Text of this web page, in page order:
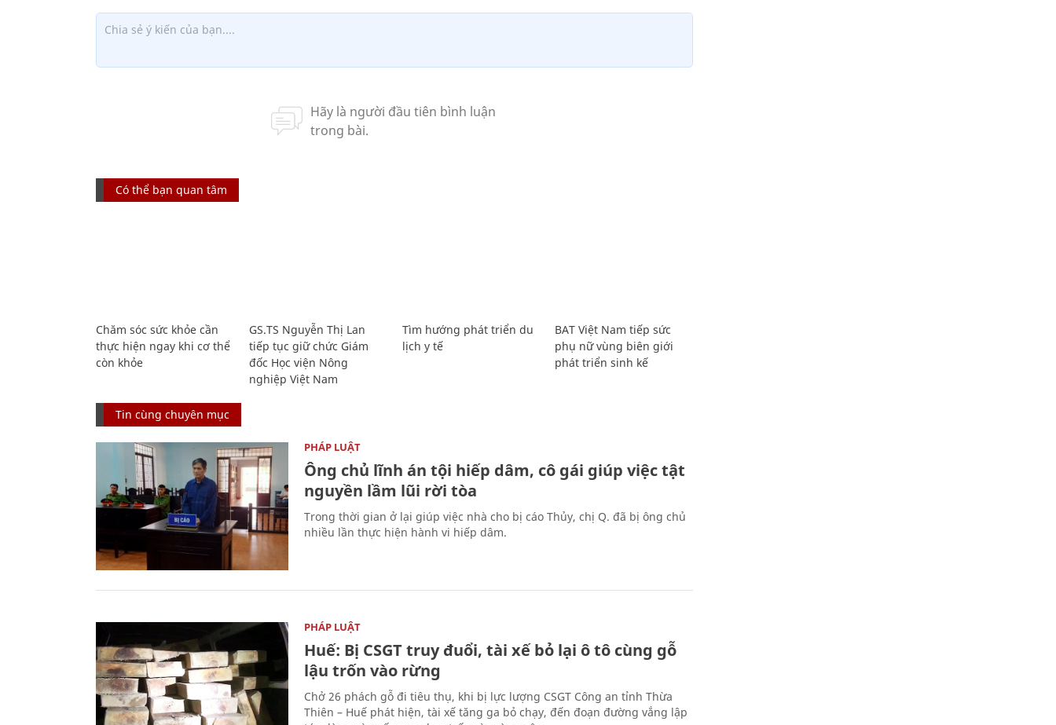
Có thể bạn quan tâm
Chăm sóc sức khỏe cần
thực hiện ngay khi cơ thể
còn khỏe
GS.TS Nguyễn Thị Lan
tiếp tục giữ chức Giám
đốc Học viện Nông
nghiệp Việt Nam
Tìm hướng phát triển du
lịch y tế
BAT Việt Nam tiếp sức
phụ nữ vùng biên giới
phát triển sinh kế
Tin cùng chuyên mục
PHÁP LUẬT
Ông chủ lĩnh án tội hiếp dâm, cô gái giúp việc tật
nguyền lầm lũi rời tòa
Trong thời gian ở lại giúp việc nhà cho bị cáo Thủy, chị Q. đã bị ông chủ
nhiều lần thực hiện hành vi hiếp dâm.
PHÁP LUẬT
Huế: Bị CSGT truy đuổi, tài xế bỏ lại ô tô cùng gỗ
lậu trốn vào rừng
Chở 26 phách gỗ đi tiêu thụ, khi bị lực lượng CSGT Công an tỉnh Thừa
Thiên – Huế phát hiện, tài xế tăng ga bỏ chạy, đến đoạn đường vắng lập